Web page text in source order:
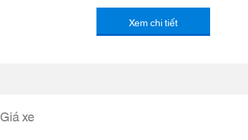
Xem chi tiết
Giá xe